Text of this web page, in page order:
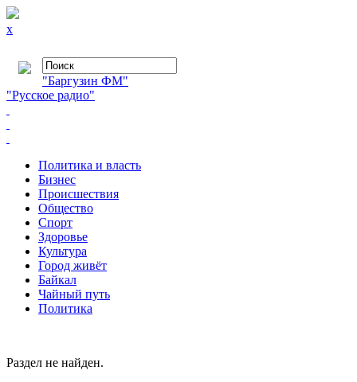
x
"Баргузин ФМ"
"Русское радио"
Политика и власть
Бизнес
Происшествия
Общество
Cпорт
Здоровье
Культура
Город живёт
Байкал
Чайный путь
Политика
Раздел не найден.